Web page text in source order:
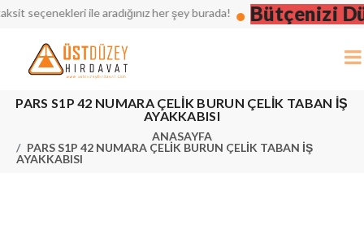
ile aradığınız her şey burada! Bütçenizi
PARS S1P 42 NUMARA ÇELİK BURUN ÇELİK TABAN İŞ
AYAKKABISI
ANASAYFA
PARS S1P 42 NUMARA ÇELİK BURUN ÇELİK TABAN İŞ
AYAKKABISI